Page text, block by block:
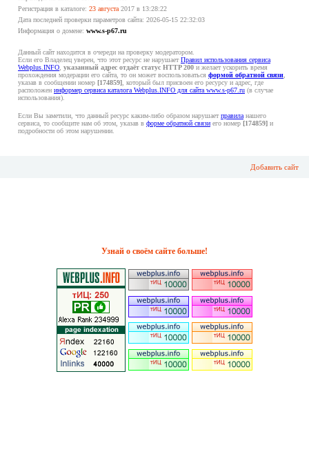
Регистрация в каталоге: 23 августа 2017 в 13:28:22
Дата последней проверки параметров сайта: 2026-05-15 22:32:03
Информация о домене: www.s-p67.ru
Данный сайт находится в очереди на проверку модератором.
Если его Владелец уверен, что этот ресурс не нарушаетПравил использования сервиса
Webplus.INFO указанный адрес отдаёт статус HTTP 200 и желает ускорить время
прохождения модерации его сайта, то он может воспользоваться формой обратной связи
указав в сообщении номер [174859] , который был присвоен его ресурсу и адрес, где
расположен информер сервиса каталога Webplus.INFO для сайта www.s-p67.ru (в случае
использования).
Если Вы заметили, что данный ресурс каким-либо образом нарушаетправила нашего
сервиса, то сообщите нам об этом, указав в форме обратной связи его номер [174859] и
подробности об этом нарушении.
Добавить сайт
Узнай о своём сайте больше!